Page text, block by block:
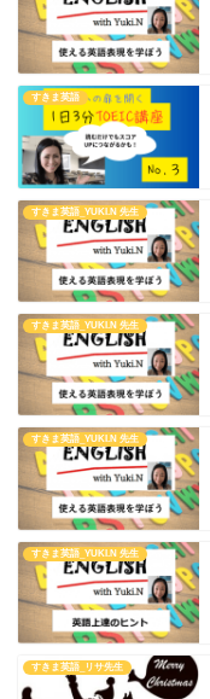
すきま英語
すきま英語_YUKI.N 先生
すきま英語_YUKI.N 先生
すきま英語_YUKI.N 先生
すきま英語_YUKI.N 先生
すきま英語_リサ先生